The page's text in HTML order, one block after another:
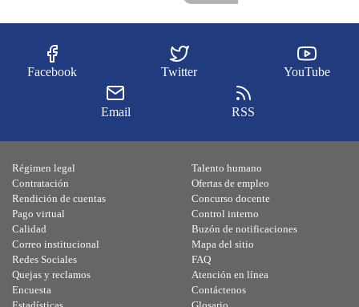
Facebook Twitter YouTube
Email RSS
Régimen legal
Contratación
Rendición de cuentas
Pago virtual
Calidad
Talento humano
Ofertas de empleo
Concurso docente
Control interno
Buzón de notificaciones
Correo institucional
Redes Sociales
Quejas y reclamos
Encuesta
Mapa del sitio
FAQ
Atención en línea
Contáctenos